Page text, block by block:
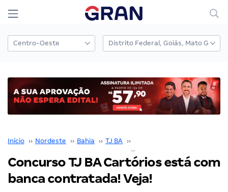
Início ›› Nordeste ›› Bahia ›› TJ BA ››
Concurso TJ BA Cartórios está com
banca contratada! Veja!